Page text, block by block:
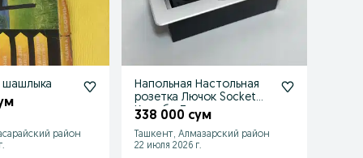
шашлыка
район
Напольная Настольная
розетка Лючок Socket
Короб в Ташкенте
338 000 сум
Ташкент, Алмазарский район
22 июля 2026 г.